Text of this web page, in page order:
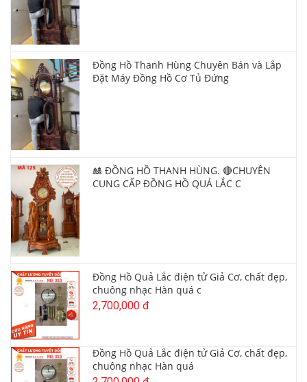
Đồng Hồ Thanh Hùng Chuyên Bán và Lắp
Đặt Máy Đồng Hồ Cơ Tủ Đứng
🎎 ĐỒNG HỒ THANH HÙNG. 🔴CHUYÊN
CUNG CẤP ĐỒNG HỒ QUẢ LẮC C
Đồng Hồ Quả Lắc điện tử Giả Cơ, chất đẹp,
chuông nhạc Hàn quá c
2,700,000 đ
Đồng Hồ Quả Lắc điện tử Giả Cơ, chất đẹp,
chuông nhạc Hàn quá